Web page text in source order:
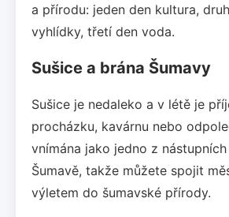
a přírodu: jeden den kultura,
vyhlídky, třetí den voda.
Sušice a brána Šumavy
Sušice je nedaleko a v létě je
procházku, kavárnu nebo
vnímána jako jedno z
Šumavě, takže můžete spojit
výletem do šumavské přírody.